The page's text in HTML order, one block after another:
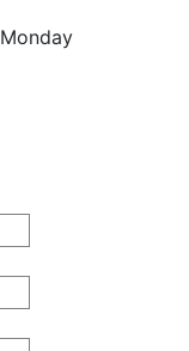
Monday